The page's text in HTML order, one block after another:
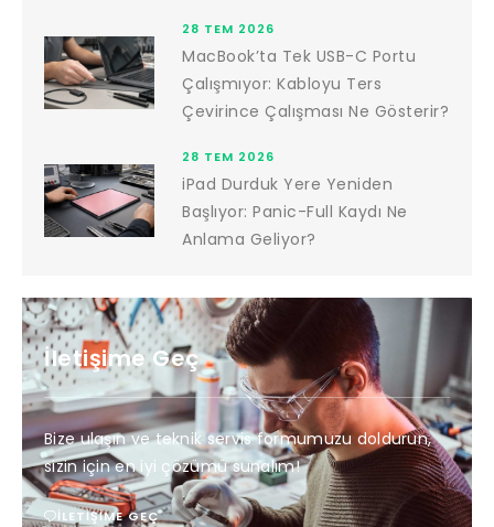
28 TEM 2026
MacBook’ta Tek USB-C Portu
Çalışmıyor: Kabloyu Ters
Çevirince Çalışması Ne Gösterir?
28 TEM 2026
iPad Durduk Yere Yeniden
Başlıyor: Panic-Full Kaydı Ne
Anlama Geliyor?
İletişime Geç
Bize ulaşın ve teknik servis formumuzu doldurun,
sizin için en iyi çözümü sunalım!
İLETIŞIME GEÇ